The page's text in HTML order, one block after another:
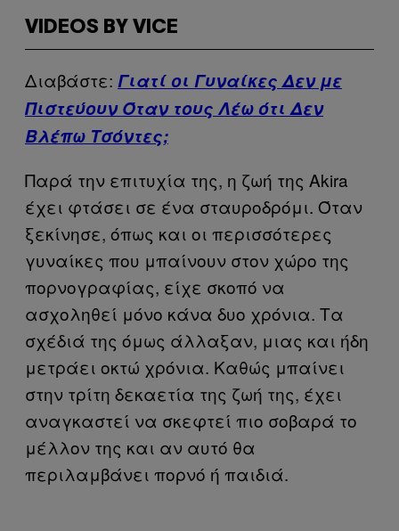
VIDEOS BY VICE
Διαβάστε: Γιατί οι Γυναίκες Δεν με
Πιστεύουν Όταν τους Λέω ότι Δεν
Βλέπω Τσόντες;
Παρά την επιτυχία της, η ζωή της Akira
έχει φτάσει σε ένα σταυροδρόμι. Όταν
ξεκίνησε, όπως και οι περισσότερες
γυναίκες που μπαίνουν στον χώρο της
πορνογραφίας, είχε σκοπό να
ασχοληθεί μόνο κάνα δυο χρόνια. Τα
σχέδιά της όμως άλλαξαν, μιας και ήδη
μετράει οκτώ χρόνια. Καθώς μπαίνει
στην τρίτη δεκαετία της ζωή της, έχει
αναγκαστεί να σκεφτεί πιο σοβαρά το
μέλλον της και αν αυτό θα
περιλαμβάνει πορνό ή παιδιά.